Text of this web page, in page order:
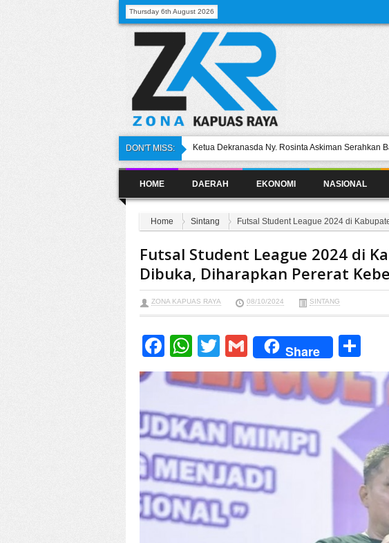
Thursday 6th August 2026
DON'T MISS:
Ketua Dekranasda Ny. Rosinta Askiman Serahkan
Secara Simbolis Kepada Pihak Rumah Sakit Adhe
DPRD Sintang: Judi Slot Picu Depresi, Putus
Kriminal
Dua Pimpinan DPRD Sintang Definitif Dilantik 25
Menyusul
Pandangan Umum Fraksi Demokrat Terhadap 2
HOME DAERAH EKONOMI NASIONAL
Home Sintang Futsal Student League 2024 di
Futsal Student League 2024 di
Dibuka, Diharapkan Pererat
ZONA KAPUAS RAYA 08/10/2024 SINTANG
Facebook
WhatsApp
TwitterGmail
Share